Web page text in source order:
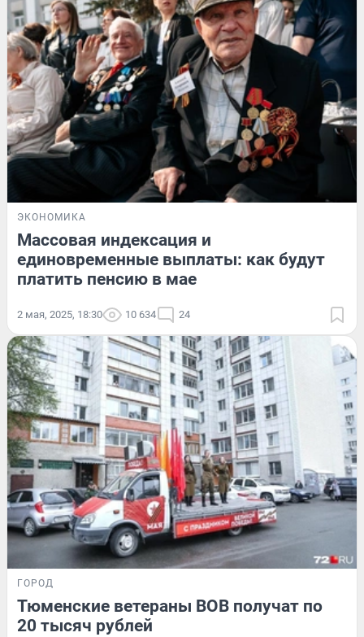
ЭКОНОМИКА
Массовая индексация и
единовременные выплаты: как будут
платить пенсию в мае
2 мая, 2025, 18:30 10 634 24
ГОРОД
Тюменские ветераны ВОВ получат по
20 тысяч рублей